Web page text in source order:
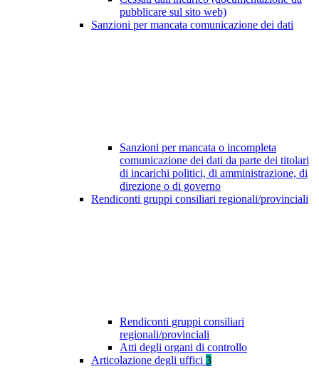
pubblicare sul sito web)
Sanzioni per mancata comunicazione dei dati
Sanzioni per mancata o incompleta
comunicazione dei dati da parte dei titolari
di incarichi politici, di amministrazione, di
direzione o di governo
Rendiconti gruppi consiliari regionali/provinciali
Rendiconti gruppi consiliari
regionali/provinciali
Atti degli organi di controllo
Articolazione degli uffici 3